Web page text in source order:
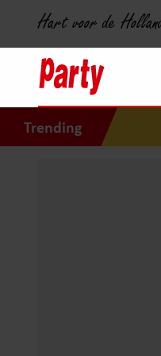
Hart voor de
Trending